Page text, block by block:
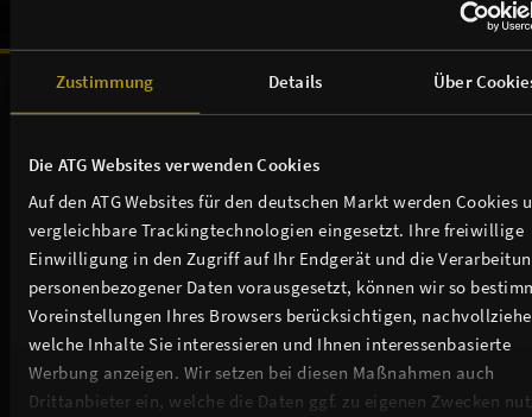
Zustimmung Details Über
Die ATG Websites verwenden Cookies
Auf den ATG Websites für den deutschen Markt werden Cookies
vergleichbare Trackingtechnologien eingesetzt. Ihre freiwillige
Einwilligung in den Zugriff auf Ihr Endgerät und die
personenbezogener Daten vorausgesetzt, können wir so
Voreinstellungen Ihres Browsers berücksichtigen,
welche Inhalte Sie interessieren und Ihnen interessenbasierte
Werbung anzeigen. Wir setzen bei diesen Maßnahmen auch
Drittanbieter ein, welche die Daten ggf. zu eigenen Zwecken
Unsere Sponsoren & Partnerschaften: